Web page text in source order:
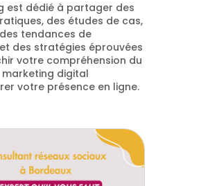
est dédié à partager des
des études de cas,
des tendances de
des stratégies éprouvées
votre compréhension du
marketing digital
votre présence en ligne.